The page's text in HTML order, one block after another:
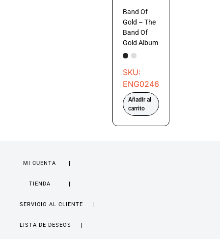
Band Of
Gold – The
Band Of
Gold Album
SKU:
ENG0246
Añadir al
carrito
MI CUENTA
TIENDA
SERVICIO AL CLIENTE
LISTA DE DESEOS